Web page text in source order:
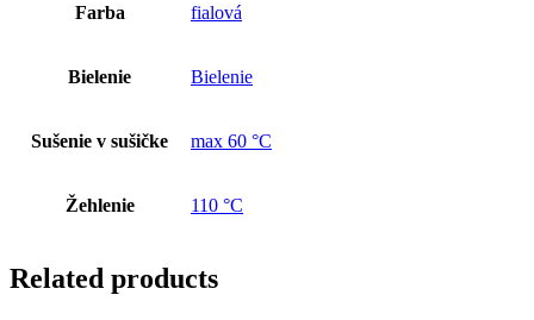
Farba fialová
Bielenie Bielenie
Sušenie v sušičke max 60 °C
Žehlenie 110 °C
Related products